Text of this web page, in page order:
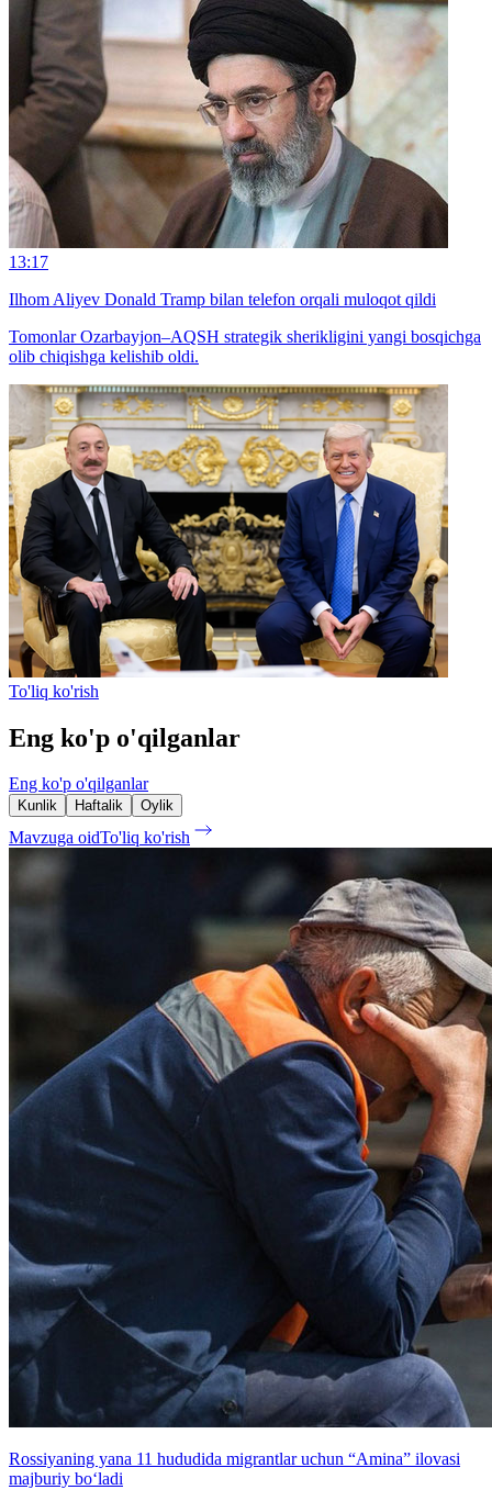
13:17
Ilhom Aliyev Donald Tramp bilan telefon orqali muloqot qildi
Tomonlar Ozarbayjon–AQSH strategik sherikligini yangi bosqichga
olib chiqishga kelishib oldi.
To'liq ko'rish
Eng ko'p o'qilganlar
Eng ko'p o'qilganlar
Kunlik Haftalik Oylik
Mavzuga oidTo'liq ko'rish
Rossiyaning yana 11 hududida migrantlar uchun “Amina” ilovasi
majburiy bo‘ladi